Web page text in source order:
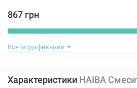
867 грн
Все модификации
Характеристики HAIBA